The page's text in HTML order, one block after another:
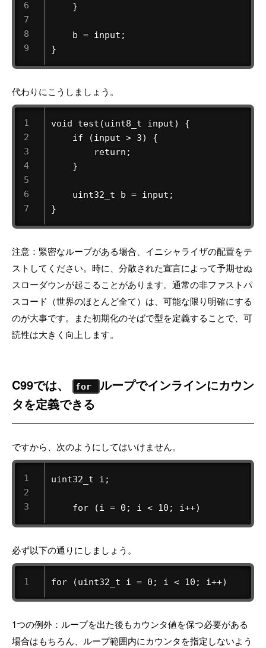
    }
    b = input;
}
代わりにこうしましょう。
void test(uint8_t input) {
    if (input > 3) {
        return;
    }
    uint32_t b = input;
}
注意：緊密なループがある場合、イニシャライザの配置をテ
ストしてください。時に、分散された宣言によって予期せぬ
スローダウンが起こることがあります。通常の非ファストパ
スコード（世界のほとんど全て）は、可能な限り明確にする
のが大事です。また初期化のそばで型を定義することで、可
読性は大きく向上します。
C99では、 for
ループでインラインにカウン
タを定義できる
ですから、次のようにしてはいけません。
uint32_t i;
    for (i = 0; i < 10; i++)
必ず以下の通りにしましょう。
for (uint32_t i = 0; i < 10; i++)
1つの例外：ループを出た後もカウンタ値を保つ必要がある
場合はもちろん、ループ範囲内にカウンタを指定しないよう